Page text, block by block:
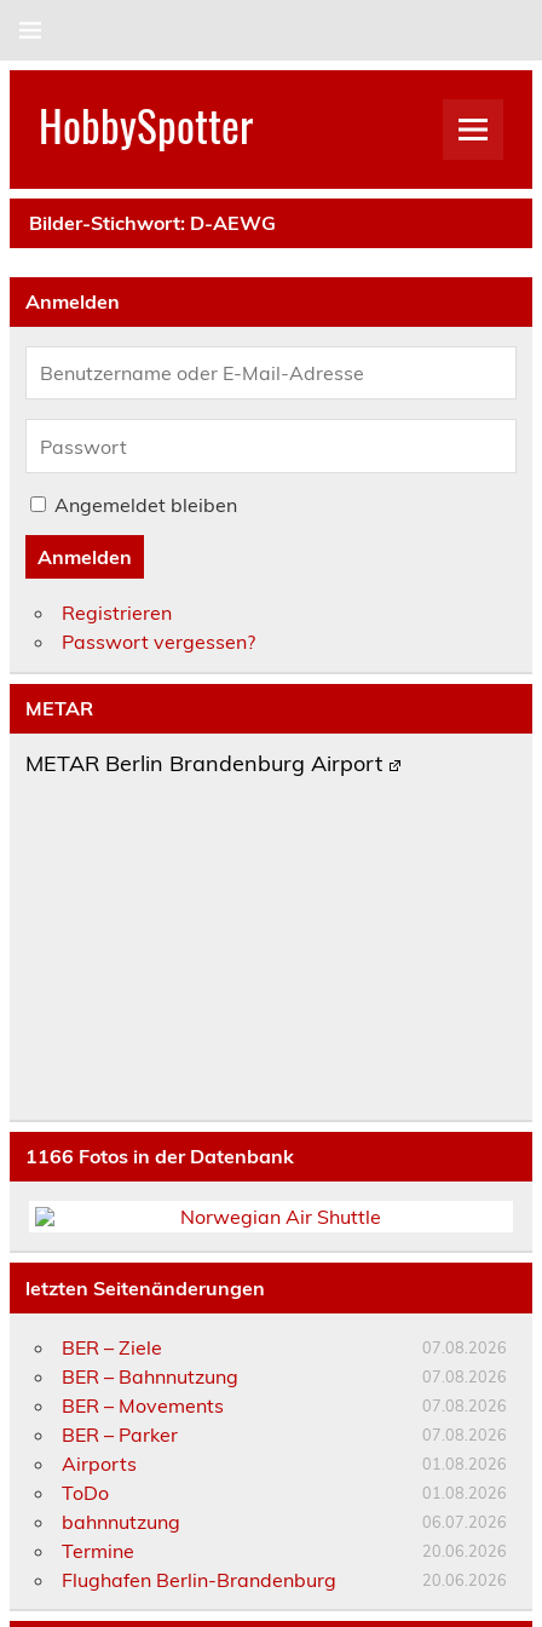
HobbySpotter
Bilder-Stichwort: D-AEWG
Anmelden
Angemeldet bleiben
Anmelden
Registrieren
Passwort vergessen?
METAR
METAR Berlin Brandenburg Airport
1166 Fotos in der Datenbank
letzten Seitenänderungen
BER – Ziele 07.08.2026
BER – Bahnnutzung 07.08.2026
BER – Movements 07.08.2026
BER – Parker 07.08.2026
Airports 01.08.2026
ToDo 01.08.2026
bahnnutzung 06.07.2026
Termine 20.06.2026
Flughafen Berlin-Brandenburg 20.06.2026